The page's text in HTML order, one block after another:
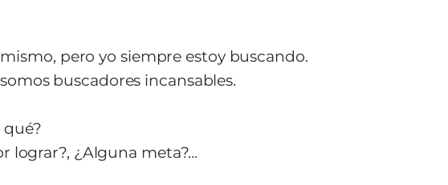
pero yo siempre estoy buscando.
buscadores incansables.
qué?
lograr?, ¿Alguna meta?…